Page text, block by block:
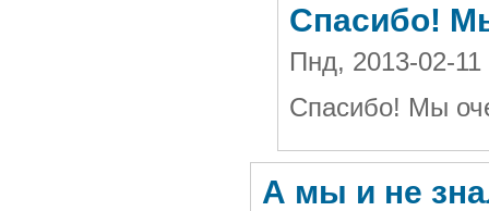
Спасибо!
Пнд, 2013-02-
Спасибо! Мы
А мы и не